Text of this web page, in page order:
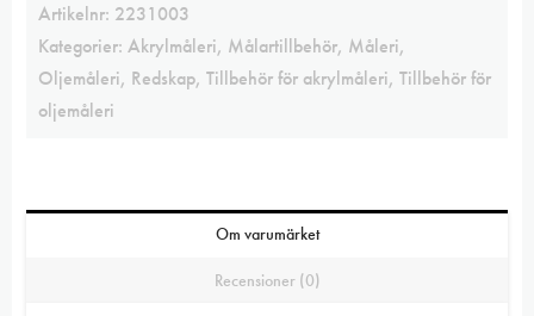
Artikelnr: 2231003
Kategorier: Akrylmåleri, Målartillbehör, Måleri,
Oljemåleri, Redskap, Tillbehör för akrylmåleri, Tillbehör för
oljemåleri
Om varumärket
Recensioner (0)